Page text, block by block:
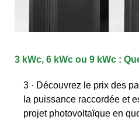
3 kWc, 6 kWc ou 9 kWc :
3 · Découvrez le prix des
la puissance raccordée et
projet photovoltaïque en